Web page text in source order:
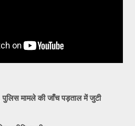
पुलिस मामले की जाँच पड़ताल में जुटी